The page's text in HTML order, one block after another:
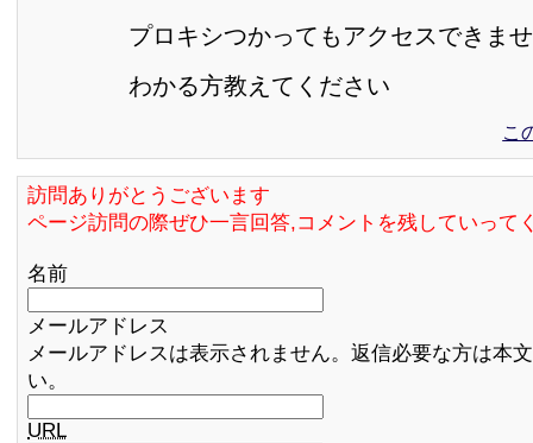
プロキシつかってもアクセスできま
わかる方教えてください
こ
訪問ありがとうございます
ページ訪問の際ぜひ一言回答,コメントを残していって
名前
メールアドレス
メールアドレスは表示されません。返信必要な方は本
い。
URL